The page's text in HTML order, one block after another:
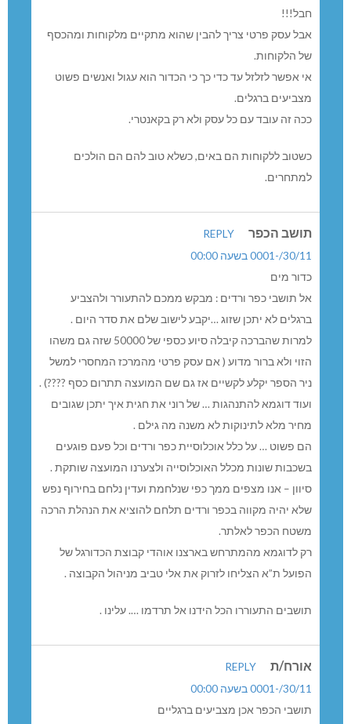
חבל!!!
אבל עסק פרטי צריך להבין שהוא מתקיים מלקוחות ומהכסף
של הלקוחות.
אי אפשר לזלזל עד כדי כך כי הכדור הוא עגול ואנשים פשוט
מצביעים ברגלים.
ככה זה עובד עם כל עסק ולא רק בקאנטרי.
כשטוב ללקוחות הם באים, כשלא טוב להם הם הולכים
למתחרים.
תושב הכפר
REPLY
30/11/-0001 בשעה 00:00
כדור מים
אל תושבי כפר ורדים : מבקש ממכם להתעורר ולהצביע
ברגלים לא יתכן שזוג …יקבע לישוב שלם את סדר היום .
למרות שהברכה קיבלה סיוע כספי של 50000 שזה גם משהו
הזוי ולא ברור מדוע ( אם עסק פרטי מהמרכז המחסרי למשל
ניר הספר יקלע לקשיים אז גם שם המועצה תתרום כסף ????) .
ועוד דוגמא להתנהגות … של רוני את חגית איך יתכן שגובים
מחיר מלא לתינוקות לא משנה מה גילם .
הם פשוט … על כלל אוכלוסיית כפר ורדים וכל פעם פוגעים
בשכבות שונות מכלל האוכלוסייה ולצערנו המועצה שותקת .
סיוון – אנו מצפים ממך כפי שנלחמת ועדין נלחם בחירוף נפש
שלא יהיה מקווה בכפר ורדים תלחם להוציא את הנהלת הרכה
משטח הכפר לאלתר.
רק לדוגמא מהמתרחש בארצנו אוהדי קבוצת הכדורגל של
הפועל ת”א הצליחו לזרוק את אלי טביב מניהול הקבוצה .
תושבים התעוררו הכל הידנו אל תרדמו …. עלינו .
אורח/ת
REPLY
30/11/-0001 בשעה 00:00
תושבי הכפר אכן מצביעים ברגליים